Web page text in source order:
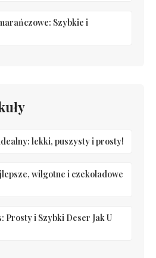
Szybkie i
lekki, puszysty i prosty!
wilgotne i czekoladowe
Prosty i Szybki Deser Jak U